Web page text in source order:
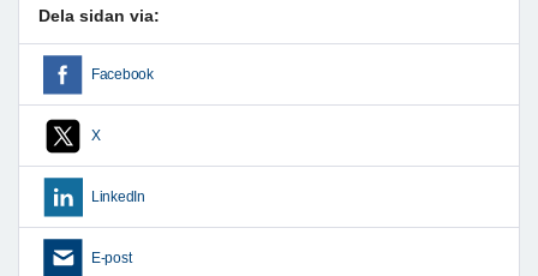
Dela sidan via:
Facebook
X
LinkedIn
E-post